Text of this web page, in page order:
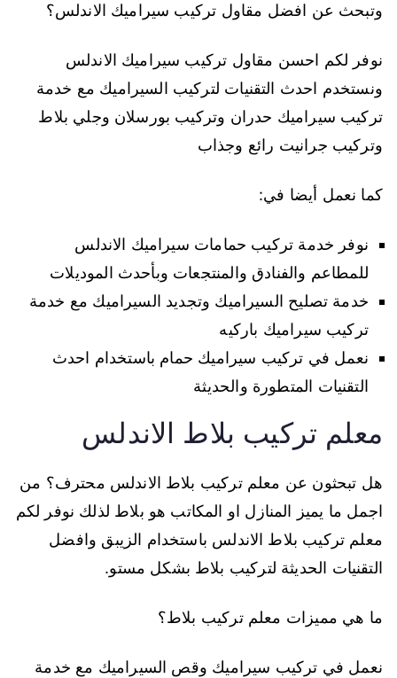
وتبحث عن افضل مقاول تركيب سيراميك الاندلس؟
نوفر لكم احسن مقاول تركيب سيراميك الاندلس
ونستخدم احدث التقنيات لتركيب السيراميك مع خدمة
تركيب سيراميك حدران وتركيب بورسلان وجلي بلاط
وتركيب جرانيت رائع وجذاب
كما نعمل أيضا في:
نوفر خدمة تركيب حمامات سيراميك الاندلس
للمطاعم والفنادق والمنتجعات وبأحدث الموديلات
خدمة تصليح السيراميك وتجديد السيراميك مع خدمة
تركيب سيراميك باركيه
نعمل في تركيب سيراميك حمام باستخدام احدث
التقنيات المتطورة والحديثة
معلم تركيب بلاط الاندلس
هل تبحثون عن معلم تركيب بلاط الاندلس محترف؟ من
اجمل ما يميز المنازل او المكاتب هو بلاط لذلك نوفر لكم
معلم تركيب بلاط الاندلس باستخدام الزيبق وافضل
التقنيات الحديثة لتركيب بلاط بشكل مستو.
ما هي مميزات معلم تركيب بلاط؟
نعمل في تركيب سيراميك وقص السيراميك مع خدمة